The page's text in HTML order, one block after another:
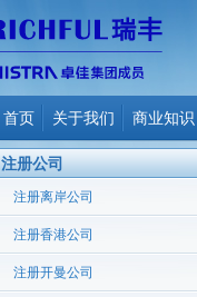
首页 关于我们 商业知识
注册公司
注册离岸公司
注册香港公司
注册开曼公司